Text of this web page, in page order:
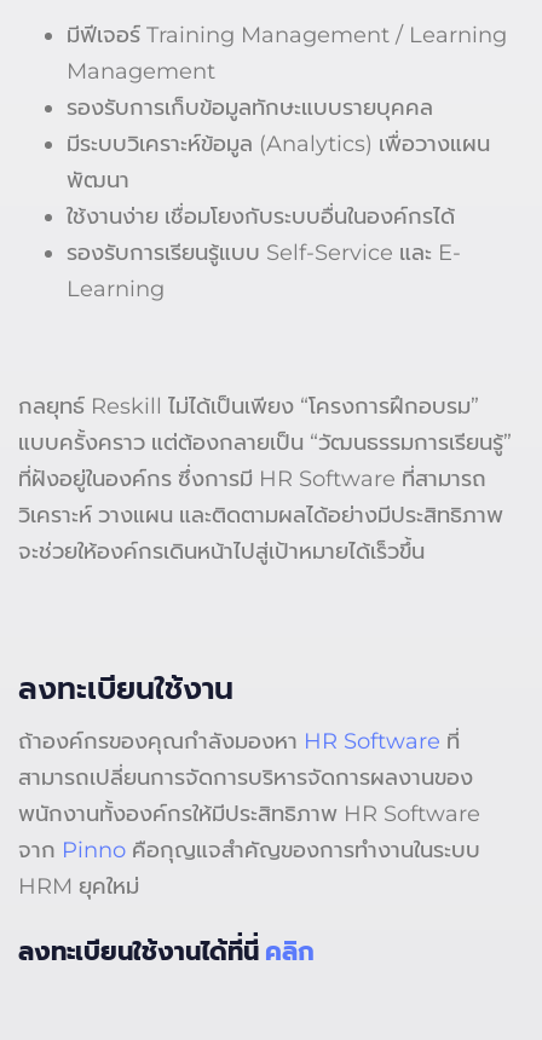
มีฟีเจอร์ Training Management / Learning
Management
รองรับการเก็บข้อมูลทักษะแบบรายบุคคล
มีระบบวิเคราะห์ข้อมูล (Analytics) เพื่อวางแผน
พัฒนา
ใช้งานง่าย เชื่อมโยงกับระบบอื่นในองค์กรได้
รองรับการเรียนรู้แบบ Self-Service และ E-
Learning
กลยุทธ์ Reskill ไม่ได้เป็นเพียง “โครงการฝึกอบรม”
แบบครั้งคราว แต่ต้องกลายเป็น “วัฒนธรรมการเรียนรู้”
ที่ฝังอยู่ในองค์กร ซึ่งการมี HR Software ที่สามารถ
วิเคราะห์ วางแผน และติดตามผลได้อย่างมีประสิทธิภาพ
จะช่วยให้องค์กรเดินหน้าไปสู่เป้าหมายได้เร็วขึ้น
ลงทะเบียนใช้งาน
ถ้าองค์กรของคุณกำลังมองหา HR Software ที่
สามารถเปลี่ยนการจัดการบริหารจัดการผลงานของ
พนักงานทั้งองค์กรให้มีประสิทธิภาพ HR Software
จาก Pinno คือกุญแจสำคัญของการทำงานในระบบ
HRM ยุคใหม่
ลงทะเบียนใช้งานได้ที่นี่ คลิก